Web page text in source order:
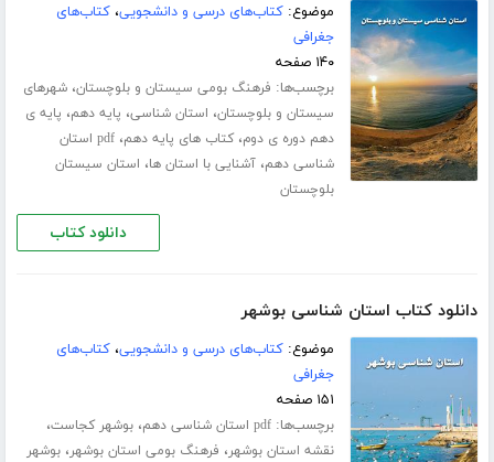
موضوع:کتاب‌های درسی و دانشجویی،کتاب‌های
جغرافی
۱۴۰ صفحه
برچسب‌ها: فرهنگ بومی سیستان و بلوچستان،شهرهای
سیستان و بلوچستان، استان شناسی، پایه دهم، پایه ی
دهم دوره ی دوم،کتاب های پایه دهم،
pdf استان
شناسی دهم،آشنایی با استان ها، استان سیستان
بلوچستان
دانلود کتاب
دانلود کتاب استان شناسی بوشهر
موضوع:کتاب‌های درسی و دانشجویی،کتاب‌های
جغرافی
۱۵۱ صفحه
برچسب‌ها:pdf استان شناسی دهم ،بوشهر کجاست،
نقشه استان بوشهر، فرهنگ بومی استان بوشهر،بوشهر